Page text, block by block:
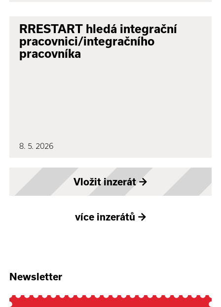
RRESTART hledá integrační
pracovnici/integračního
pracovníka
8. 5. 2026
Vložit inzerát→
více inzerátů →
Newsletter